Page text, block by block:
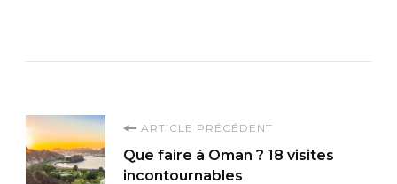
Navigation
ARTICLE PRÉCÉDENT
Que faire à Oman ? 18 visites
incontournables